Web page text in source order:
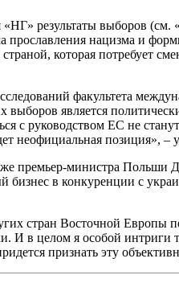
результаты выборов (см.
нацизма и
которая потребует
факультета
является
с руководством ЕС не
неофициальная позиция», –
премьер-министра Польши
в конкуренции с
стран Восточной
в целом я особой интриги
признать эту